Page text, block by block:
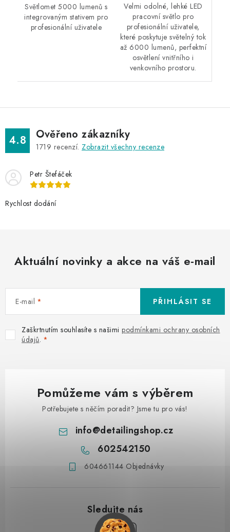
Světlomet 5000 lumenů s
integrovaným stativem pro
profesionální uživatele
Velmi odolné, lehké LED
pracovní světlo pro
profesionální uživatele,
které poskytuje světelný tok
až 6000 lumenů, perfektní
osvětlení vnitřního i
venkovního prostoru.
4.8 Ověřeno zákazníky
1719 recenzí. Zobrazit všechny recenze
Petr Štefáček
Rychlost dodání
Aktuální novinky a akce na váš e-mail
E-mail
Zaškrtnutím souhlasíte s našimi podmínkami ochrany osobních
údajů.
PŘIHLÁSIT SE
Pomůžeme vám s výběrem
Potřebujete s něčím poradit? Jsme tu pro vás!
info@detailingshop.cz
602542150
604661144 Objednávky